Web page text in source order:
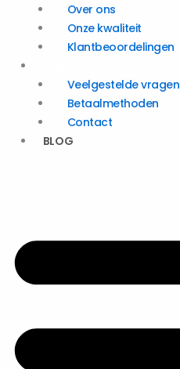
Over ons
Onze kwaliteit
Klantbeoordelingen
Veelgestelde vragen
Betaalmethoden
Contact
BLOG